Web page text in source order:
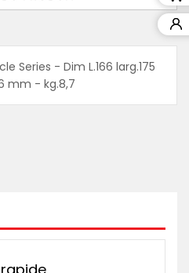
Series - Dim L.166 larg.175
mm - kg.8,7